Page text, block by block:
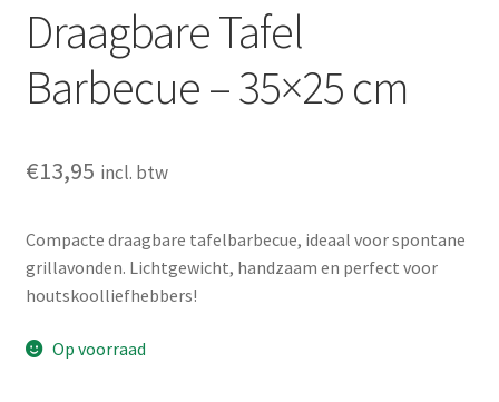
Draagbare Tafel
Barbecue – 35×25 cm
€13,95 incl. btw
Compacte draagbare tafelbarbecue, ideaal voor spontane
grillavonden. Lichtgewicht, handzaam en perfect voor
houtskoolliefhebbers!
Op voorraad